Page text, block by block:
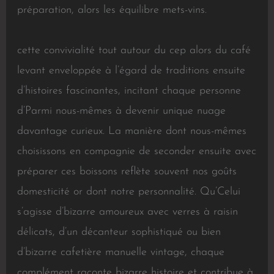
préparation, alors les équilibre mets-vins.
cette convivialité tout autour du cep alors du café
levant enveloppée à l’égard de traditions ensuite
d’histoires fascinantes, incitant chaque personne
d’Parmi nous-mêmes à devenir unique nuage
davantage curieux. La manière dont nous-mêmes
choisissons en compagnie de seconder ensuite avec
préparer ces boissons reflète souvent nos goûts
domesticité or dont notre personnalité. Qu’Celui
s’agisse d’bizarre amoureux avec verres à raisin
délicats, d’un décanteur sophistiqué ou bien
d’bizarre cafetière manuelle vintage, chaque